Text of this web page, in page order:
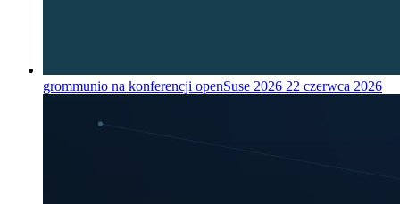
grommunio na konferencji openSuse 2026 22 czerwca 2026